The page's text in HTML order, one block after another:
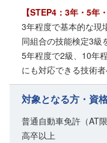
【STEP4：3年・5年
3年程度で基本的な現
同組合の技能検定3級
5年程度で2級、10年
にも対応できる技術
対象となる方・資
普通自動車免許（AT限
高卒以上